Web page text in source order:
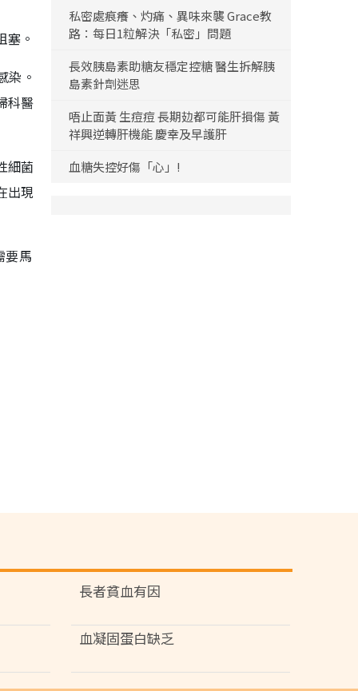
。
染。
科醫
細菌
出現
要馬
私密處痕癢、灼痛、異味來襲 Grace教
路：每日1粒解決「私密」問題
長效胰島素助糖友穩定控糖 醫生拆解胰
島素針劑迷思
唔止面黃 生痘痘 長期攰都可能肝損傷 黃
祥興逆轉肝機能 慶幸及早護肝
血糖失控好傷「心」!
長者貧血有因
血凝固蛋白缺乏